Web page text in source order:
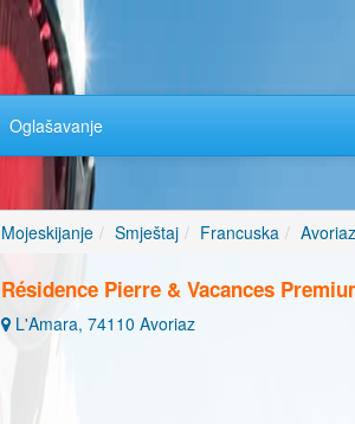
Oglašavanje
Mojeskijanje Smještaj Francuska Avoriaz
Résidence Pierre & Vacances
L'Amara, 74110 Avoriaz